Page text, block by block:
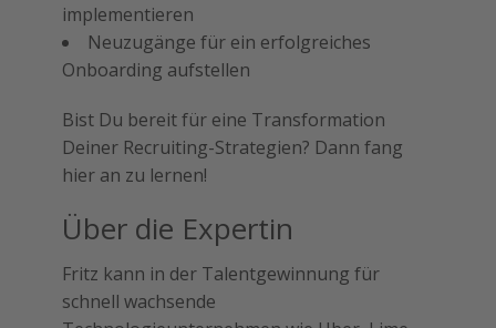
implementieren
Neuzugänge für ein erfolgreiches
Onboarding aufstellen
Bist Du bereit für eine Transformation
Deiner Recruiting-Strategien? Dann fang
hier an zu lernen!
Über die Expertin
Fritz kann in der Talentgewinnung für
schnell wachsende